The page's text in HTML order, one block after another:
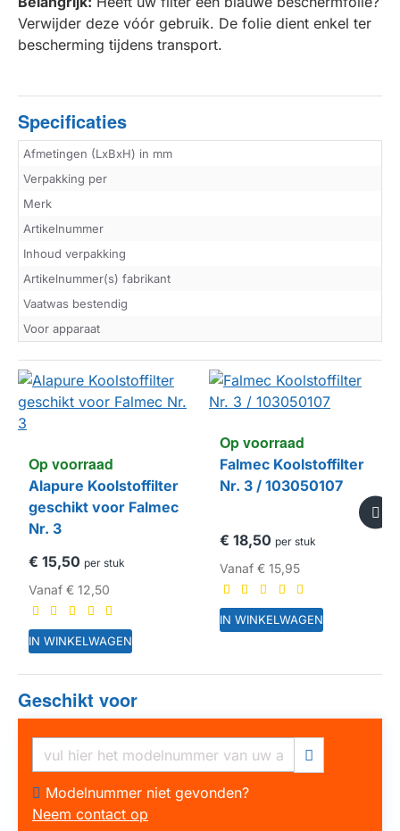
Verwijder deze vóór gebruik. De folie dient enkel ter
bescherming tijdens transport.
Specificaties
Afmetingen (LxBxH) in mm
Verpakking per
Merk
Artikelnummer
Inhoud verpakking
Artikelnummer(s) fabrikant
Vaatwas bestendig
Voor apparaat
HUISMERK
Op voorraad
Alapure Koolstoffilter
geschikt voor Falmec
Nr. 3
€ 15,50 per stuk
Vanaf € 12,50
IN WINKELWAGEN
Op voorraad
Falmec Koolstoffilter
Nr. 3 / 103050107
€ 18,50 per stuk
Vanaf€ 15,95
IN WINKELWAGEN
Geschikt voor
Modelnummer niet gevonden?
Neem contact op